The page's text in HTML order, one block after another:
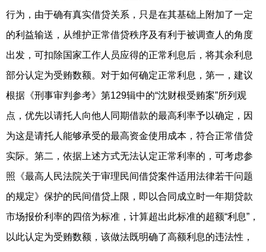
行为，由于确有真实借贷关系，只是在其基础上附加了一定
的利益输送，从维护正常借贷秩序及有利于被调查人的角度
出发，可扣除国家工作人员应得的正常利息后，将其余利息
部分认定为受贿数额。对于如何确定正常利息，第一，建议
根据《刑事审判参考》第129辑中的“沈财根受贿案”所列观
点，优先以请托人向他人同期借款的最高利率予以确定，因
为这是请托人能够承受的最高资金使用成本，符合正常借贷
实际。第二，依据上述方式无法认定正常利率的，可考虑参
照《最高人民法院关于审理民间借贷案件适用法律若干问题
的规定》保护的民间借贷上限，即以合同成立时一年期贷款
市场报价利率的四倍为标准，计算超出此标准的超额“利息”，
以此认定为受贿数额，该做法既明确了高额利息的违法性，